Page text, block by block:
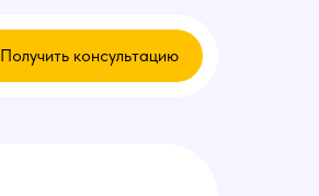
Получить консультацию